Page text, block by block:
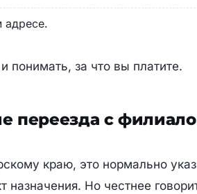
адресе.
понимать, за что вы платите.
переезда с
краю, это нормально
назначения. Но честнее